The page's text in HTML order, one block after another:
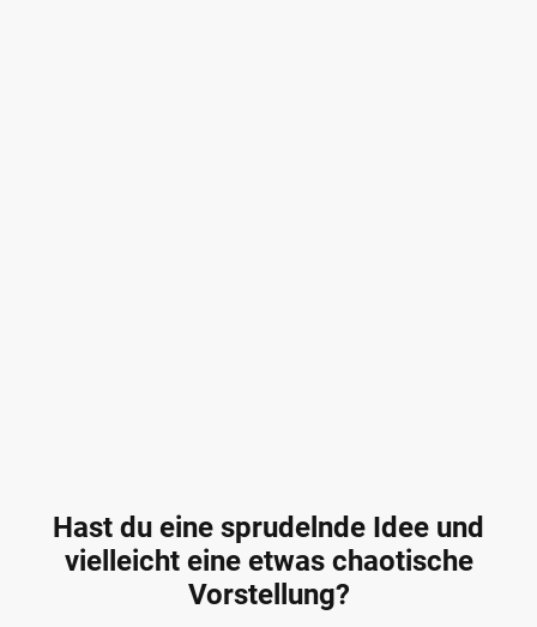
Hast du eine sprudelnde Idee und
vielleicht eine etwas chaotische
Vorstellung?